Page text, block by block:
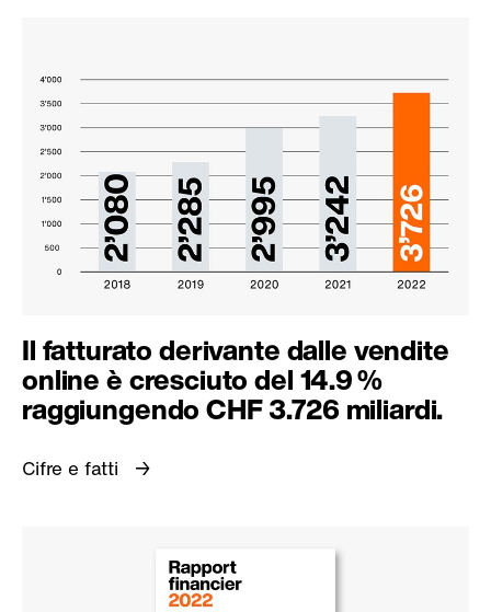
Il fatturato derivante dalle vendite
online è cresciuto del 14.9 %
raggiungendo CHF 3.726 miliardi.
Cifre e fatti